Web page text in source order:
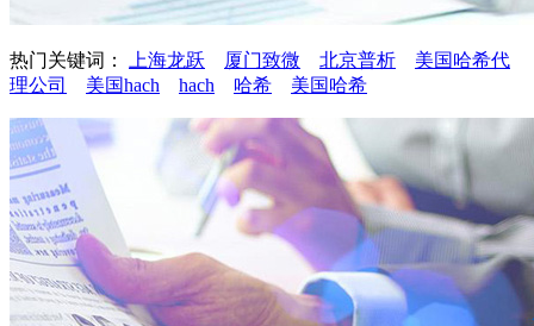
热门关键词： 上海龙跃 厦门致微 北京普析
美国哈希代
理公司
美国hach hach 哈希 美国哈希